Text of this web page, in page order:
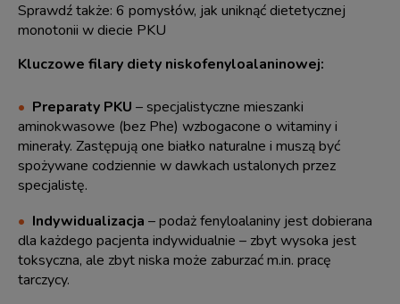
Sprawdź także: 6 pomysłów, jak uniknąć dietetycznej
monotonii w diecie PKU
Kluczowe filary diety niskofenyloalaninowej:
Preparaty PKU – specjalistyczne mieszanki
aminokwasowe (bez Phe) wzbogacone o witaminy i
minerały. Zastępują one białko naturalne i muszą być
spożywane codziennie w dawkach ustalonych przez
specjalistę.
Indywidualizacja – podaż fenyloalaniny jest dobierana
dla każdego pacjenta indywidualnie – zbyt wysoka jest
toksyczna, ale zbyt niska może zaburzać m.in. pracę
tarczycy.